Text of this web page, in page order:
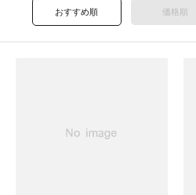
おすすめ順 価格順